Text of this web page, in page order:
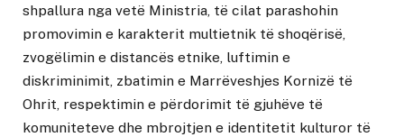
shpallura nga vetë Ministria, të cilat parashohin
promovimin e karakterit multietnik të shoqërisë,
zvogëlimin e distancës etnike, luftimin e
diskriminimit, zbatimin e Marrëveshjes Kornizë të
Ohrit, respektimin e përdorimit të gjuhëve të
komuniteteve dhe mbrojtjen e identitetit kulturor të